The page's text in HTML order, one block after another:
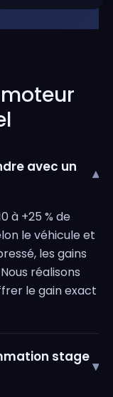
avec un
▾
à +25 % de
le véhicule et
les gains
réalisons
le gain exact
stage
▾